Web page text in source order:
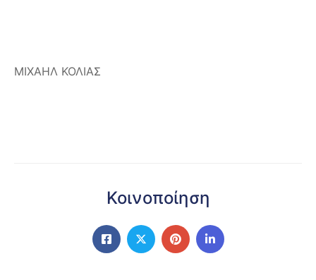
ΜΙΧΑΗΛ ΚΟΛΙΑΣ
Κοινοποίηση